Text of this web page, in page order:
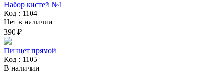
Набор кистей №1
Код : 1104
Нет в наличии
390 ₽
Пинцет прямой
Код : 1105
В наличии